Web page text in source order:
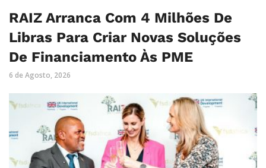
RAIZ Arranca Com 4 Milhões De
Libras Para Criar Novas Soluções
De Financiamento Às PME
6 de Agosto, 2026